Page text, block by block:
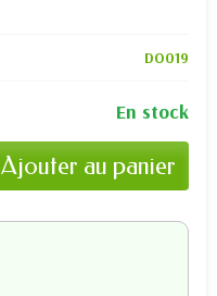
DO019
En stock
Ajouter au panier